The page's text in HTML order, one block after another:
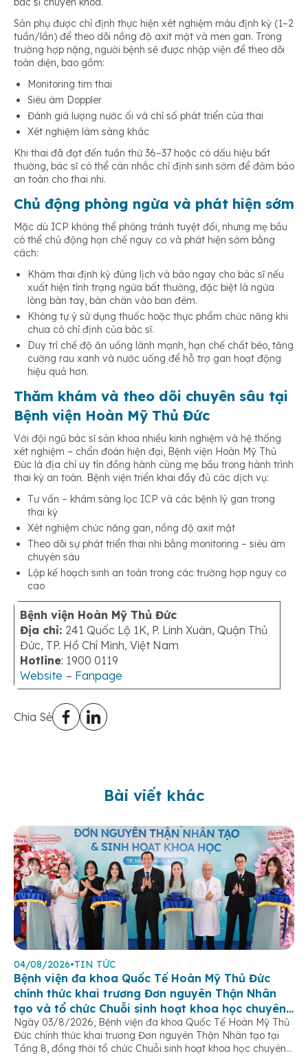
Sản phụ được chỉ định thực hiện xét nghiệm máu định kỳ (1–2
tuần/lần) để theo dõi nồng độ axit mật và men gan. Trong
trường hợp nặng, người bệnh sẽ được nhập viện để theo dõi
toàn diện, bao gồm:
Monitoring tim thai
Siêu âm Doppler
Đánh giá lượng nước ối và chỉ số phát triển của thai
Xét nghiệm lâm sàng khác
Khi thai đã đạt đến tuần thứ 36–37 hoặc có dấu hiệu bất
thường, bác sĩ có thể cân nhắc chỉ định sinh sớm để đảm bảo
an toàn cho thai nhi.
Chủ động phòng ngừa và phát hiện sớm
Mặc dù ICP không thể phòng tránh tuyệt đối, nhưng mẹ bầu
có thể chủ động hạn chế nguy cơ và phát hiện sớm bằng
cách:
Khám thai định kỳ đúng lịch và báo ngay cho bác sĩ nếu
xuất hiện tình trạng ngứa bất thường, đặc biệt là ngứa
lòng bàn tay, bàn chân vào ban đêm.
Không tự ý sử dụng thuốc hoặc thực phẩm chức năng khi
chưa có chỉ định của bác sĩ.
Duy trì chế độ ăn uống lành mạnh, hạn chế chất béo, tăng
cường rau xanh và nước uống để hỗ trợ gan hoạt động
hiệu quả hơn.
Thăm khám và theo dõi chuyên sâu tại
Bệnh viện Hoàn Mỹ Thủ Đức
Với đội ngũ bác sĩ sản khoa nhiều kinh nghiệm và hệ thống
xét nghiệm – chẩn đoán hiện đại, Bệnh viện Hoàn Mỹ Thủ
Đức là địa chỉ uy tín đồng hành cùng mẹ bầu trong hành trình
thai kỳ an toàn. Bệnh viện triển khai đầy đủ các dịch vụ:
Tư vấn – khám sàng lọc ICP và các bệnh lý gan trong
thai kỳ
Xét nghiệm chức năng gan, nồng độ axit mật
Theo dõi sự phát triển thai nhi bằng monitoring – siêu âm
chuyên sâu
Lập kế hoạch sinh an toàn trong các trường hợp nguy cơ
cao
Bệnh viện Hoàn Mỹ Thủ Đức
Địa chỉ: 241 Quốc Lộ 1K, P. Linh Xuân, Quận Thủ
Đức, TP. Hồ Chí Minh, Việt Nam
Hotline: 1900 0119
Website – Fanpage
Chia Sẻ
Bài viết khác
04/08/2026•TIN TỨC
Bệnh viện đa khoa Quốc Tế Hoàn Mỹ Thủ Đức
chính thức khai trương Đơn nguyên Thận Nhân
tạo và tổ chức Chuỗi sinh hoạt khoa học chuyên
đề
Ngày 03/8/2026, Bệnh viện đa khoa Quốc Tế Hoàn Mỹ Thủ
Đức chính thức khai trương Đơn nguyên Thận Nhân tạo tại
Tầng 8, đồng thời tổ chức Chuỗi sinh hoạt khoa học chuyên